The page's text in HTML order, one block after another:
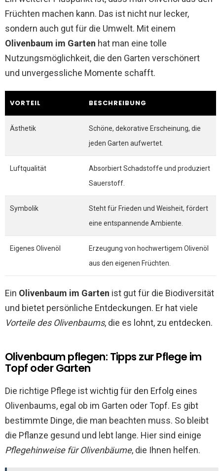
Früchten machen kann. Das ist nicht nur lecker,
sondern auch gut für die Umwelt. Mit einem
Olivenbaum im Garten hat man eine tolle
Nutzungsmöglichkeit, die den Garten verschönert
und unvergessliche Momente schafft.
VORTEIL BESCHREIBUNG
Ästhetik
Schöne, dekorative Erscheinung, die
jeden Garten aufwertet.
Luftqualität
Absorbiert Schadstoffe und produziert
Sauerstoff.
Symbolik
Steht für Frieden und Weisheit, fördert
eine entspannende Ambiente.
Eigenes Olivenöl
Erzeugung von hochwertigem Olivenöl
aus den eigenen Früchten.
Ein Olivenbaum im Garten ist gut für die Biodiversität
und bietet persönliche Entdeckungen. Er hat viele
Vorteile des Olivenbaums, die es lohnt, zu entdecken.
Olivenbaum pflegen: Tipps zur Pflege im
Topf oder Garten
Die richtige Pflege ist wichtig für den Erfolg eines
Olivenbaums, egal ob im Garten oder Topf. Es gibt
bestimmte Dinge, die man beachten muss. So bleibt
die Pflanze gesund und lebt lange. Hier sind einige
Pflegehinweise für Olivenbäume, die Ihnen helfen.